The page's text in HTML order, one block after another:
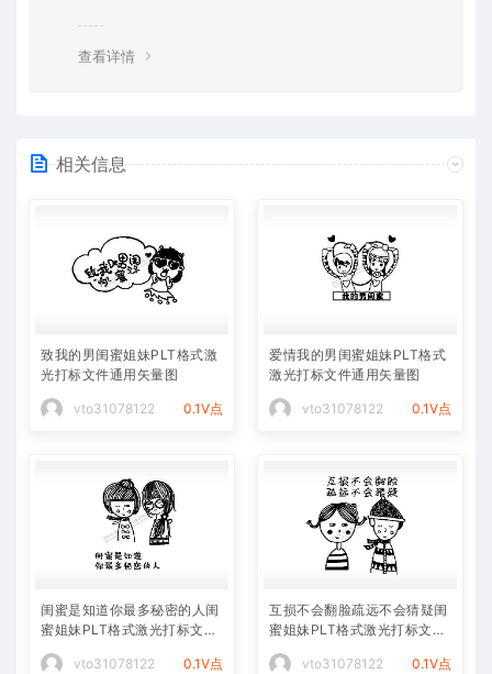
查看详情
相关信息
致我的男闺蜜姐妹PLT格式激
光打标文件通用矢量图
vto31078122 0.1V点
爱情我的男闺蜜姐妹PLT格式
激光打标文件通用矢量图
vto31078122 0.1V点
闺蜜是知道你最多秘密的人闺
蜜姐妹PLT格式激光打标文件
通用矢量图
vto31078122
0.1V点
互损不会翻脸疏远不会猜疑闺
蜜姐妹PLT格式激光打标文件
通用矢量图
vto31078122
0.1V点